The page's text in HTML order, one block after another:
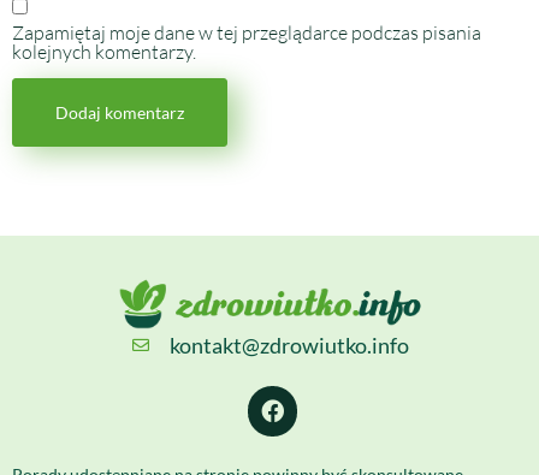
Zapamiętaj moje dane w tej przeglądarce podczas pisania
kolejnych komentarzy.
kontakt@zdrowiutko.info